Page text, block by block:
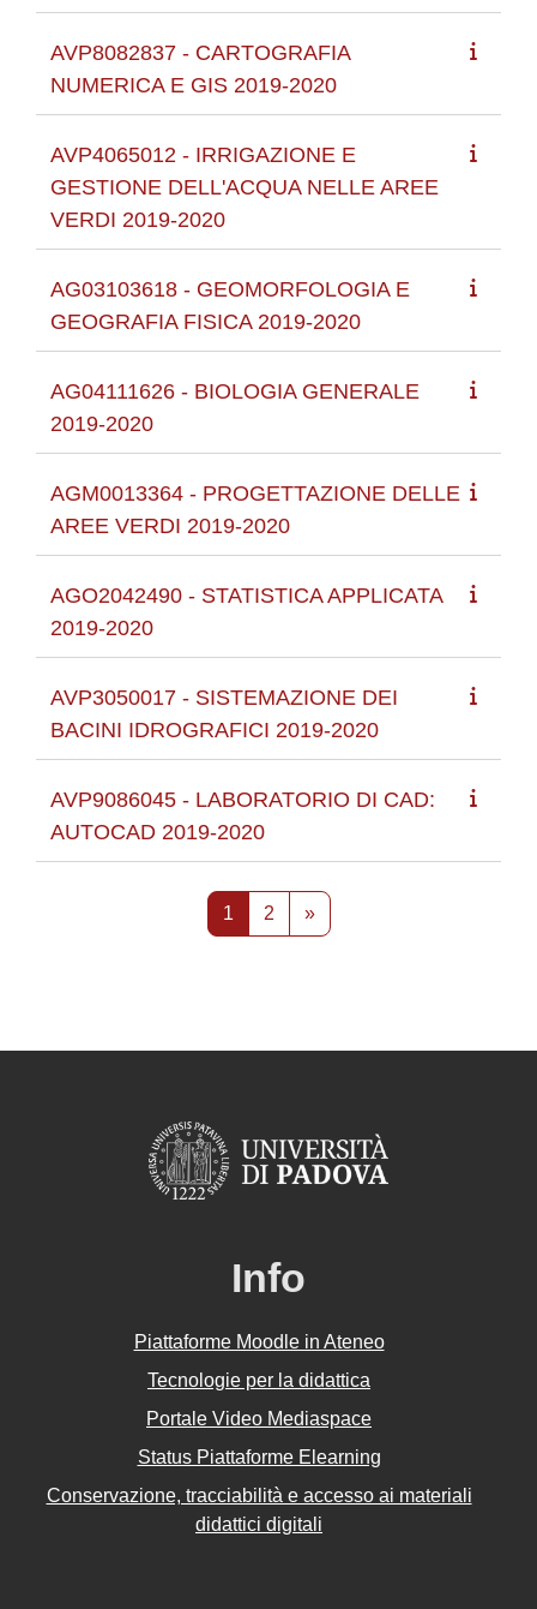
AVP8082837 - CARTOGRAFIA
NUMERICA E GIS 2019-2020
AVP4065012 - IRRIGAZIONE E
GESTIONE DELL'ACQUA NELLE AREE
VERDI 2019-2020
AG03103618 - GEOMORFOLOGIA E
GEOGRAFIA FISICA 2019-2020
AG04111626 - BIOLOGIA GENERALE
2019-2020
AGM0013364 - PROGETTAZIONE DELLE
AREE VERDI 2019-2020
AGO2042490 - STATISTICA APPLICATA
2019-2020
AVP3050017 - SISTEMAZIONE DEI
BACINI IDROGRAFICI 2019-2020
AVP9086045 - LABORATORIO DI CAD:
AUTOCAD 2019-2020
1 Pagina 1
2Pagina 2
»Pagina successiva
Info
Piattaforme Moodle in Ateneo
Tecnologie per la didattica
Portale Video Mediaspace
Status Piattaforme Elearning
Conservazione, tracciabilità e accesso ai materiali
didattici digitali